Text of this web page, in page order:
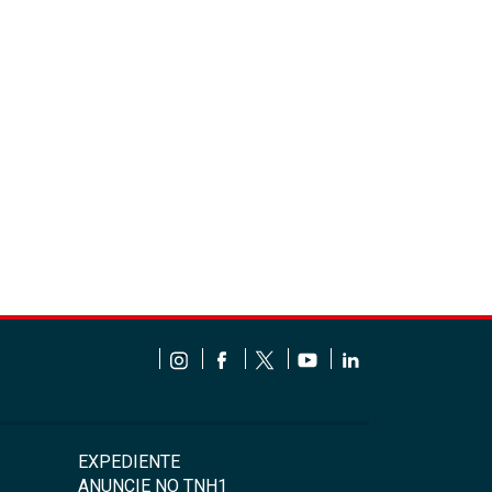
EXPEDIENTE
ANUNCIE NO TNH1